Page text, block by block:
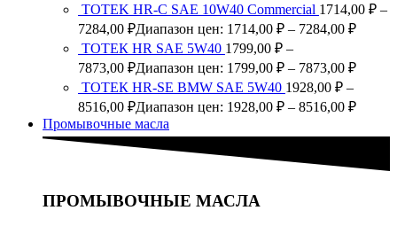
TOTEK HR-C SAE 10W40 Commercial 1714,00 ₽ –
7284,00 ₽Диапазон цен: 1714,00 ₽ – 7284,00 ₽
ТОТЕК HR SAE 5W40 1799,00 ₽ –
7873,00 ₽Диапазон цен: 1799,00 ₽ – 7873,00 ₽
ТОТЕК HR-SE BMW SAE 5W40 1928,00 ₽ –
8516,00 ₽Диапазон цен: 1928,00 ₽ – 8516,00 ₽
Промывочные масла
ПРОМЫВОЧНЫЕ МАСЛА